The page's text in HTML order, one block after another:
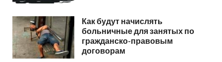
Как будут начислять
больничные для занятых по
гражданско-правовым
договорам